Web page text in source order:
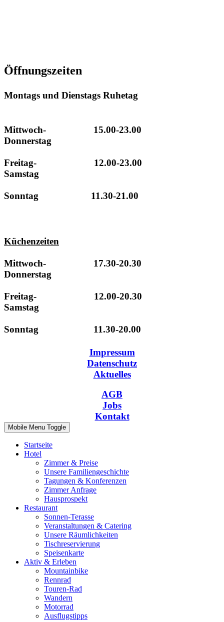
Öffnungszeiten
Montags und Dienstags Ruhetag
Mittwoch- 15.00-23.00
Donnerstag
Freitag- 12.00-23.00
Samstag
Sonntag 11.30-21.00
Küchenzeiten
Mittwoch- 17.30-20.30
Donnerstag
Freitag- 12.00-20.30
Samstag
Sonntag 11.30-20.00
Impressum
Datenschutz
Aktuelles
AGB
Jobs
Kontakt
Mobile Menu Toggle
Startseite
Hotel
Zimmer & Preise
Unsere Familiengeschichte
Tagungen & Konferenzen
Zimmer Anfrage
Hausprospekt
Restaurant
Sonnen-Terasse
Veranstaltungen & Catering
Unsere Räumlichkeiten
Tischreservierung
Speisenkarte
Aktiv & Erleben
Mountainbike
Rennrad
Touren-Rad
Wandern
Motorrad
Ausflugstipps